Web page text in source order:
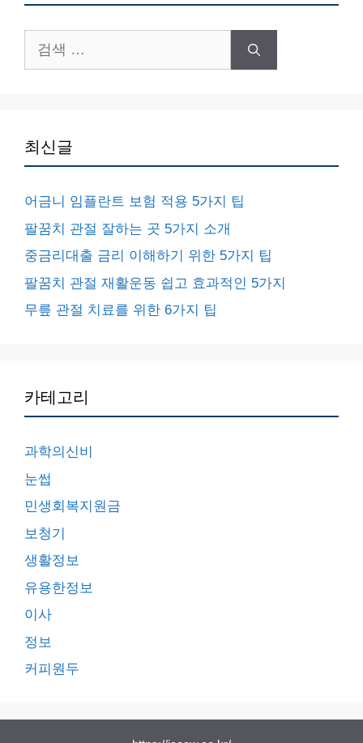
색:
최신글
어금니 임플란트 보험 적용 5가지 팁
팔꿈치 관절 잘하는 곳 5가지 소개
중금리대출 금리 이해하기 위한 5가지 팁
팔꿈치 관절 재활운동 쉽고 효과적인 5가지
무릎 관절 치료를 위한 6가지 팁
카테고리
과학의신비
눈썹
민생회복지원금
보청기
생활정보
유용한정보
이사
정보
커피원두